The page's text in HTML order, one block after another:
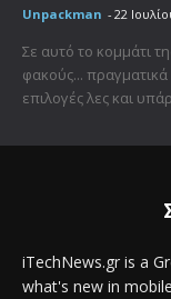
Unpackman - 22
Σε αυτό το κομμάτι
φακούς... πραγματικά
επιλογές λες και
iTechNews.gr is a
what's new in